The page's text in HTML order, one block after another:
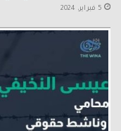
5 فبراير، 2024